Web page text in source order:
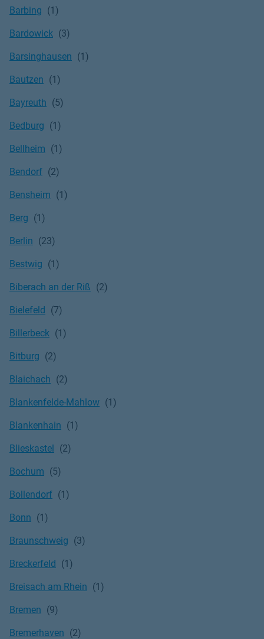
Barbing
Bardowick
Barsinghausen
Bautzen
Bayreuth
Bedburg
Bellheim
Bendorf
Bensheim
Berg
Berlin
Bestwig
Biberach an der Riß
Bielefeld
Billerbeck
Bitburg
Blaichach
Blankenfelde-Mahlow
Blankenhain
Blieskastel
Bochum
Bollendorf
Bonn
Braunschweig
Breckerfeld
Breisach am Rhein
Bremen
Bremerhaven